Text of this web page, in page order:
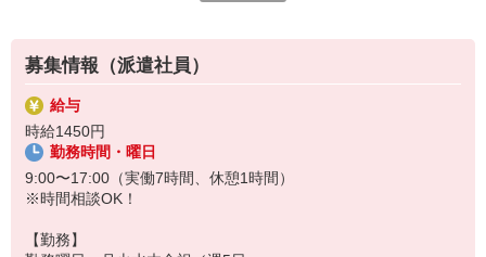
募集情報（派遣社員）
給与
時給1450円
勤務時間・曜日
9:00〜17:00（実働7時間、休憩1時間）
※時間相談OK！
【勤務】